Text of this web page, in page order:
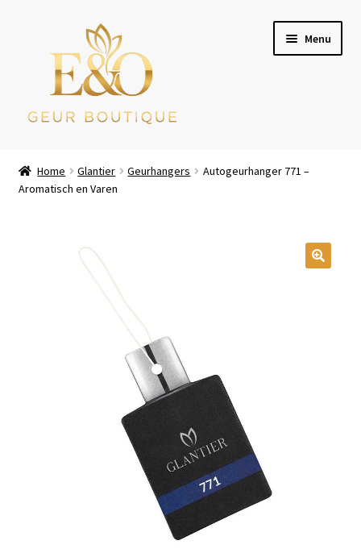
navigatie
inhoud
Menu
Winkel
Home Glantier Geurhangers
Autogeurhanger 771 –
Aromatisch en Varen